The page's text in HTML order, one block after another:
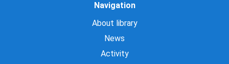
Navigation
About library
News
Activity